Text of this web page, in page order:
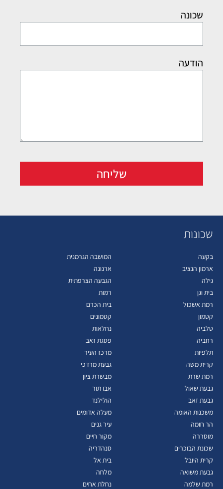
שכונה
הודעה
שליחה
שכונות
בקעה
המושבה הגרמנית
ארמון הנציב
ארנונה
גילה
הגבעה הצרפתית
בית וגן
רמות
רמת אשכול
בית הכרם
קטמון
קטמונים
טלביה
נחלאות
רחביה
פסגת זאב
תלפיות
מרכז העיר
קרית משה
גבעת מרדכי
רמת שרת
מבשרת ציון
גבעת שאול
אבו תור
גבעת זאב
הולילנד
משכנות האומה
מעלה אדומים
הר חומה
עיר גנים
מוסררה
מקור חיים
שכונת הבוכרים
סנהדריה
קרית היובל
בית אל
גבעת משואה
מלחה
רמת שלמה
נחלת אחים